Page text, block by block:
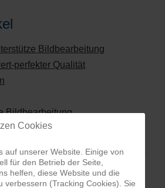
Bildbearbeitung
perfekter Qualität
Bildbearbeitung
Cookies
auf unserer Website. Einige von
für den Betrieb der Seite,
helfen, diese Website und die
verbessern (Tracking Cookies). Sie